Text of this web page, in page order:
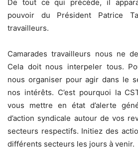
De tout ce qui précède, il
pouvoir du Président Patrice
travailleurs.
Camarades travailleurs nous ne
Cela doit nous interpeler tous.
nous organiser pour agir dans le
nos intérêts. C’est pourquoi la
vous mettre en état d’alerte
d’action syndicale autour de vos
secteurs respectifs. Initiez des
différents secteurs les jours à venir.